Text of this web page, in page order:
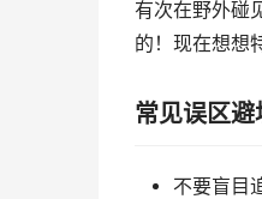
有次在野外碰
的！现在想想
常见误区避
不要盲目